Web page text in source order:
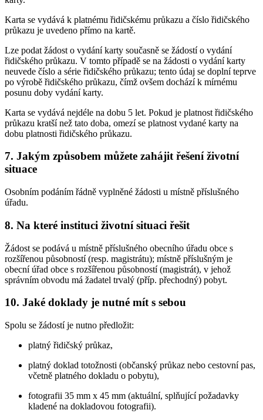
Karta se vydává k platnému řidičskému průkazu a číslo řidičského
průkazu je uvedeno přímo na kartě.
Lze podat žádost o vydání karty současně se žádostí o vydání
řidičského průkazu. V tomto případě se na žádosti o vydání karty
neuvede číslo a série řidičského průkazu; tento údaj se doplní teprve
po výrobě řidičského průkazu, čímž ovšem dochází k mírnému
posunu doby vydání karty.
Karta se vydává nejdéle na dobu 5 let. Pokud je platnost řidičského
průkazu kratší než tato doba, omezí se platnost vydané karty na
dobu platnosti řidičského průkazu.
7. Jakým způsobem můžete zahájit řešení životní
situace
Osobním podáním řádně vyplněné žádosti u místně příslušného
úřadu.
8. Na které instituci životní situaci řešit
Žádost se podává u místně příslušného obecního úřadu obce s
rozšířenou působností (resp. magistrátu); místně příslušným je
obecní úřad obce s rozšířenou působností (magistrát), v jehož
správním obvodu má žadatel trvalý (příp. přechodný) pobyt.
10. Jaké doklady je nutné mít s sebou
Spolu se žádostí je nutno předložit:
platný řidičský průkaz,
platný doklad totožnosti (občanský průkaz nebo cestovní pas,
včetně platného dokladu o pobytu),
fotografii 35 mm x 45 mm (aktuální, splňující požadavky
kladené na dokladovou fotografii).